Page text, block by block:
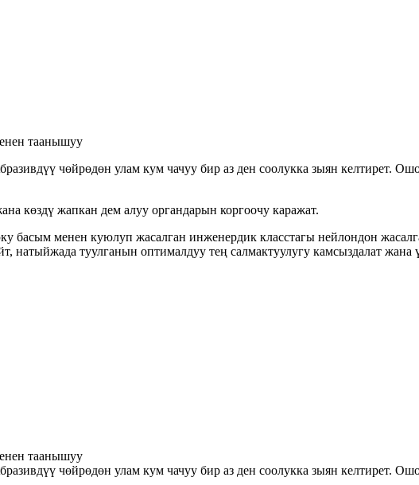
таанышуу
чөйрөдөн улам кум чачуу бир аз ден соолукка зыян келтирет.
көздү жапкан дем алуу органдарын коргоочу каражат.
басым менен куюлуп жасалган инженердик класстагы нейлондон
натыйжада туулганын оптималдуу тең салмактуулугу камсыздалат
таанышуу
чөйрөдөн улам кум чачуу бир аз ден соолукка зыян келтирет.